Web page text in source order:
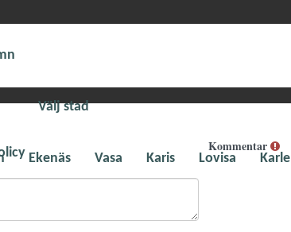
Välj stad
Ekenäs Vasa Karis Lovisa
Kommentar